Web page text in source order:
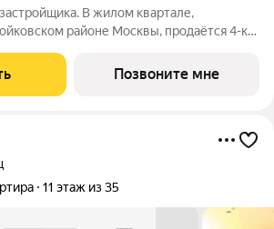
В жилом квартале,
районе Москвы, продаётся 4-к
32-этажного дома, корпус 1, в жилом
Инджой.
Позвоните мне
11 этаж из 35